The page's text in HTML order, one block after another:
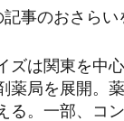
事のおさらい
ズは関東を中
薬局を展開。
る。一部、コ